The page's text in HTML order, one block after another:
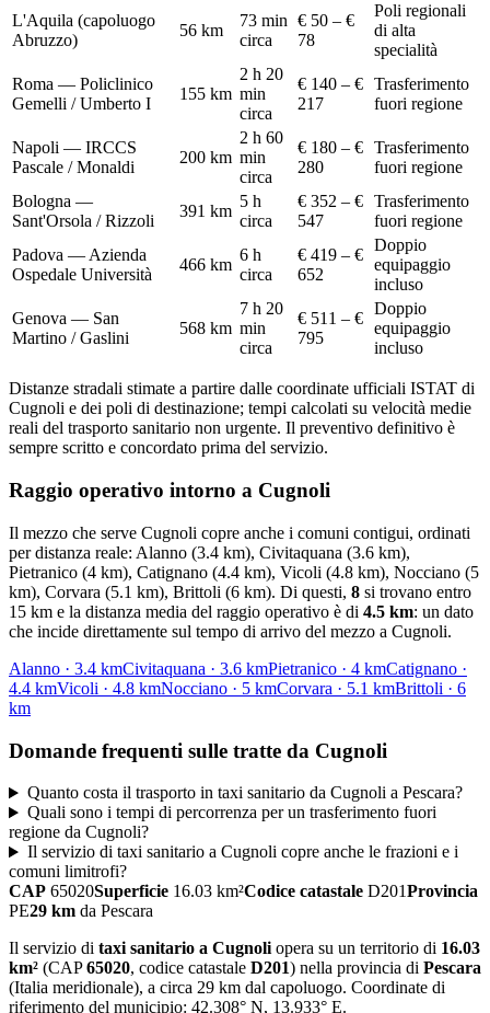
L'Aquila (capoluogo
Abruzzo)
56 km
73 min
circa
€ 50 – €
78
Poli regionali
di alta
specialità
Roma — Policlinico
Gemelli / Umberto I
155 km
2 h 20
min
circa
€ 140 – €
217
Trasferimento
fuori regione
Napoli — IRCCS
Pascale / Monaldi
200 km
2 h 60
min
circa
€ 180 – €
280
Trasferimento
fuori regione
Bologna —
Sant'Orsola / Rizzoli
391 km
5 h
circa
€ 352 – €
547
Trasferimento
fuori regione
Padova — Azienda
Ospedale Università
466 km
6 h
circa
€ 419 – €
652
Doppio
equipaggio
incluso
Genova — San
Martino / Gaslini
568 km
7 h 20
min
circa
€ 511 – €
795
Doppio
equipaggio
incluso
Distanze stradali stimate a partire dalle coordinate ufficiali ISTAT di
Cugnoli e dei poli di destinazione; tempi calcolati su velocità medie
reali del trasporto sanitario non urgente. Il preventivo definitivo è
sempre scritto e concordato prima del servizio.
Raggio operativo intorno a Cugnoli
Il mezzo che serve Cugnoli copre anche i comuni contigui, ordinati
per distanza reale: Alanno (3.4 km), Civitaquana (3.6 km),
Pietranico (4 km), Catignano (4.4 km), Vicoli (4.8 km), Nocciano (5
km), Corvara (5.1 km), Brittoli (6 km). Di questi, 8 si trovano entro
15 km e la distanza media del raggio operativo è di 4.5 km: un dato
che incide direttamente sul tempo di arrivo del mezzo a Cugnoli.
Alanno · 3.4 kmCivitaquana · 3.6 kmPietranico · 4 kmCatignano ·
4.4 kmVicoli · 4.8 kmNocciano · 5 kmCorvara · 5.1 kmBrittoli · 6
km
Domande frequenti sulle tratte da Cugnoli
Quanto costa il trasporto in taxi sanitario da Cugnoli a Pescara?
Quali sono i tempi di percorrenza per un trasferimento fuori
regione da Cugnoli?
Il servizio di taxi sanitario a Cugnoli copre anche le frazioni e i
comuni limitrofi?
CAP 65020Superficie 16.03 km²Codice catastale D201Provincia
PE29 km da Pescara
Il servizio di taxi sanitario a Cugnoli opera su un territorio di 16.03
km² (CAP65020, codice catastale D201) nella provincia di Pescara
(Italia meridionale), a circa 29 km dal capoluogo. Coordinate di
riferimento del municipio: 42.308° N, 13.933° E.